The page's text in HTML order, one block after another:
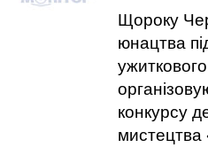
Щороку
юнацтва
конкурсу
мистецтва